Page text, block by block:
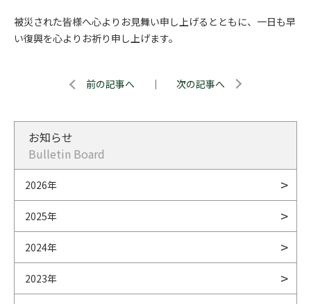
被災された皆様へ心よりお見舞い申し上げるとともに、一日も早
い復興を心よりお祈り申し上げます。
前の記事へ ｜ 次の記事へ
お知らせ
Bulletin Board
2026年
2025年
2024年
2023年